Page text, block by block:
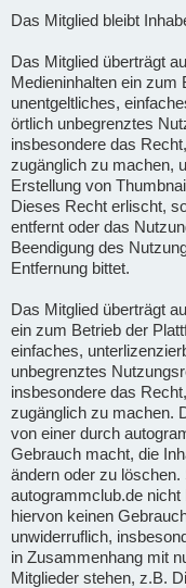
Das Mitglied bleibt
Das Mitglied überträgt
Medieninhalten ein zum
unentgeltliches,
örtlich unbegrenztes
insbesondere das
zugänglich zu machen,
Erstellung von
Dieses Recht erlischt,
entfernt oder das
Beendigung des
Entfernung bittet.
Das Mitglied überträgt
ein zum Betrieb der
einfaches,
unbegrenztes
insbesondere das
zugänglich zu machen.
von einer durch
Gebrauch macht, die
ändern oder zu
autogrammclub.de
hiervon keinen
unwiderruflich,
in Zusammenhang mit
Mitglieder stehen, z.B.